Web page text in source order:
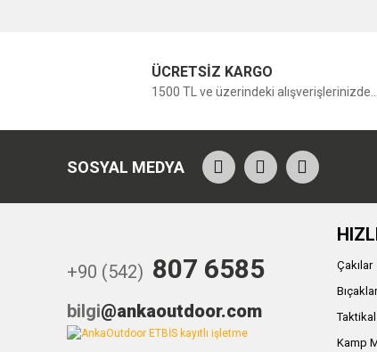
ÜCRETSİZ KARGO
1500 TL ve üzerindeki alışverişlerinizde...
SOSYAL MEDYA
+90 (542) 807 6585
bilgi@ankaoutdoor.com
Çakılar
Kamp